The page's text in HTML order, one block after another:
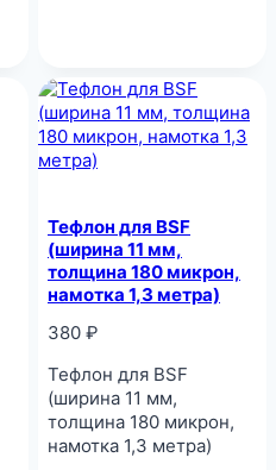
Тефлон для BSF
(ширина 11 мм,
толщина 180 микрон,
намотка 1,3 метра)
380 ₽
Тефлон для BSF
(ширина 11 мм,
толщина 180 микрон,
намотка 1,3 метра)